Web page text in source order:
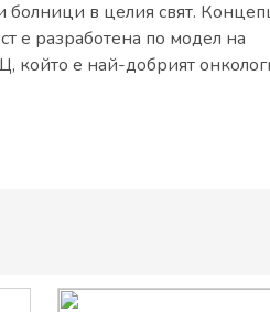
в целия свят.
разработена по модел на
е най-добрият